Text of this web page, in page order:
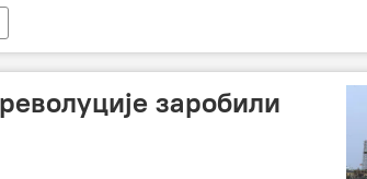
заробили